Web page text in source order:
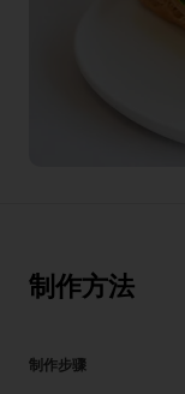
制作方法
制作步骤